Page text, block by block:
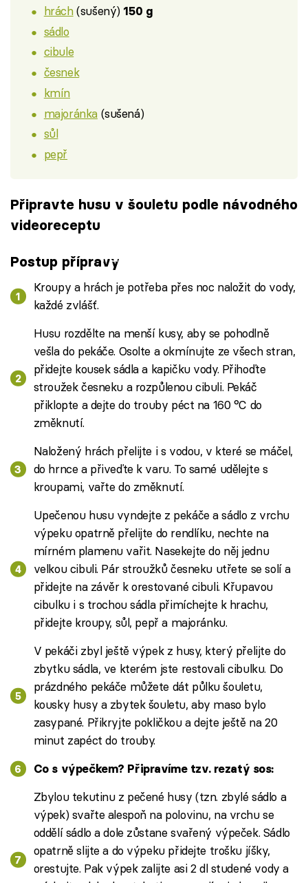
hrách(sušený) 150 g
sádlo
cibule
česnek
kmín
majoránka(sušená)
sůl
pepř
Připravte husu v šouletu podle návodného
videoreceptu
Failed to fetch
Postup přípravy
Kroupy a hrách je potřeba přes noc naložit do vody,
každé zvlášť.
Husu rozdělte na menší kusy, aby se pohodlně
vešla do pekáče. Osolte a okmínujte ze všech stran,
přidejte kousek sádla a kapičku vody. Přihoďte
stroužek česneku a rozpůlenou cibuli. Pekáč
přiklopte a dejte do trouby péct na 160 °C do
změknutí.
Naložený hrách přelijte i s vodou, v které se máčel,
do hrnce a přiveďte k varu. To samé udělejte s
kroupami, vařte do změknutí.
Upečenou husu vyndejte z pekáče a sádlo z vrchu
výpeku opatrně přelijte do rendlíku, nechte na
mírném plamenu vařit. Nasekejte do něj jednu
velkou cibuli. Pár stroužků česneku utřete se solí a
přidejte na závěr k orestované cibuli. Křupavou
cibulku i s trochou sádla přimíchejte k hrachu,
přidejte kroupy, sůl, pepř a majoránku.
V pekáči zbyl ještě výpek z husy, který přelijte do
zbytku sádla, ve kterém jste restovali cibulku. Do
prázdného pekáče můžete dát půlku šouletu,
kousky husy a zbytek šouletu, aby maso bylo
zasypané. Přikryjte pokličkou a dejte ještě na 20
minut zapéct do trouby.
Co s výpečkem? Připravíme tzv. rezatý sos:
Zbylou tekutinu z pečené husy (tzn. zbylé sádlo a
výpek) svařte alespoň na polovinu, na vrchu se
oddělí sádlo a dole zůstane svařený výpeček. Sádlo
opatrně slijte a do výpeku přidejte trošku jíšky,
orestujte. Pak výpek zalijte asi 2 dl studené vody a